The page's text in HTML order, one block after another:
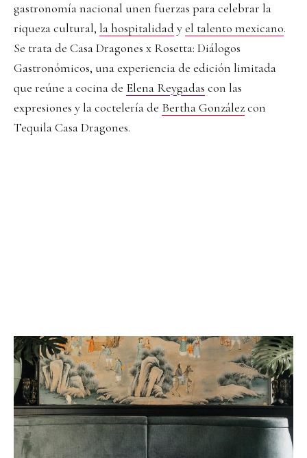
gastronomía nacional unen fuerzas para celebrar la
riqueza cultural, la hospitalidadyel talento mexicano.
Se trata de Casa Dragones x Rosetta: Diálogos
Gastronómicos, una experiencia de edición limitada
que reúne a cocina de Elena Reygadas con las
expresiones y la coctelería de Bertha Gonzálezcon
Tequila Casa Dragones.